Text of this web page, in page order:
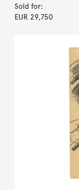
Sold for:
EUR 29,750